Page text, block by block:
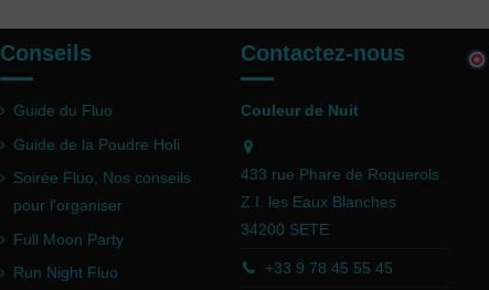
Conseils
Guide du Fluo
Guide de la Poudre Holi
Soirée Fluo, Nos conseils
pour l'organiser
Full Moon Party
Run Night Fluo
Contactez-nous
Couleur de Nuit
433 rue Phare de Roquerols
Z.I. les Eaux Blanches
34200 SETE
+33 9 78 45 55 45